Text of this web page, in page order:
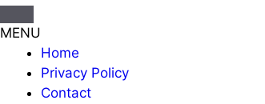
MENU
Home
Privacy Policy
Contact